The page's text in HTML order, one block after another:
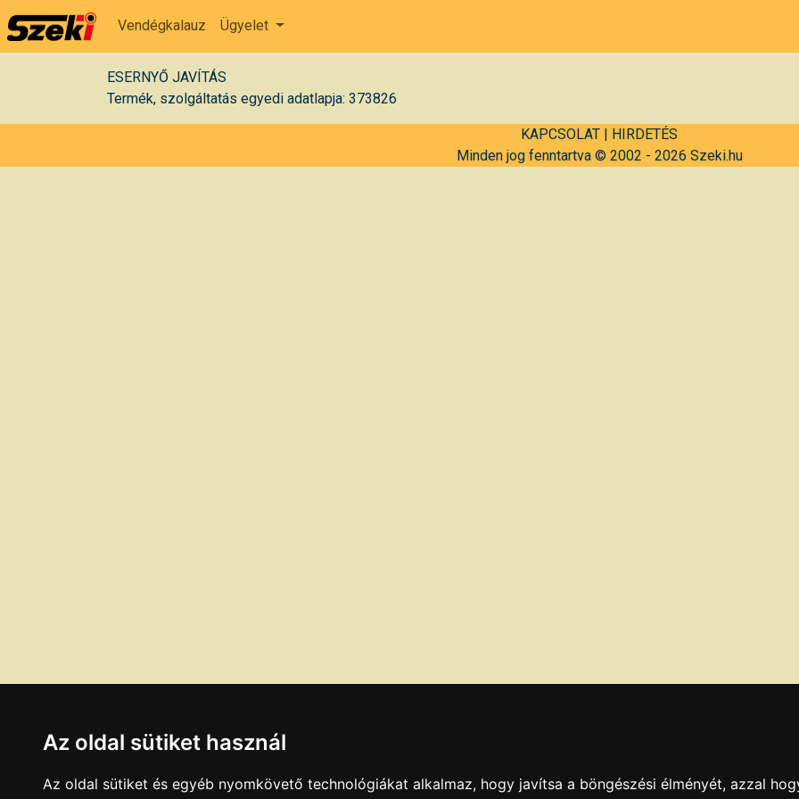
Vendégkalauz Ügyelet
ESERNYŐ JAVÍTÁS
Termék, szolgáltatás egyedi adatlapja: 373826
KAPCSOLAT | HIRDETÉS
Minden jog fenntartva © 2002 - 2026 Szeki.hu
Az oldal sütiket használ
Az oldal sütiket és egyéb nyomkövető technológiákat alkalmaz, hogy javítsa a böngészési élményét, azzal